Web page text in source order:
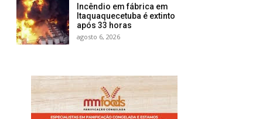
Incêndio em fábrica em
Itaquaquecetuba é extinto
após 33 horas
agosto 6, 2026